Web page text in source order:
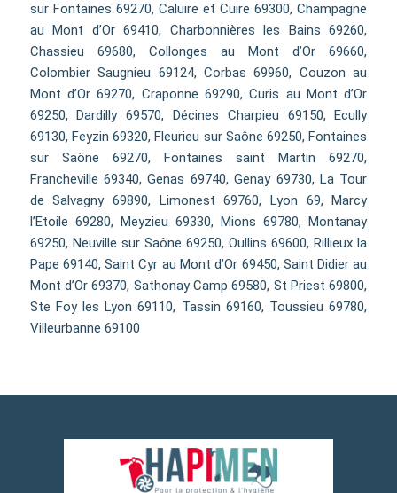
sur Fontaines 69270, Caluire et Cuire 69300, Champagne
au Mont d’Or 69410, Charbonnières les Bains 69260,
Chassieu 69680, Collonges au Mont d’Or 69660,
Colombier Saugnieu 69124, Corbas 69960, Couzon au
Mont d’Or 69270, Craponne 69290, Curis au Mont d’Or
69250, Dardilly 69570, Décines Charpieu 69150, Ecully
69130, Feyzin 69320, Fleurieu sur Saône 69250, Fontaines
sur Saône 69270, Fontaines saint Martin 69270,
Francheville 69340, Genas 69740, Genay 69730, La Tour
de Salvagny 69890, Limonest 69760, Lyon 69, Marcy
l’Etoile 69280, Meyzieu 69330, Mions 69780, Montanay
69250, Neuville sur Saône 69250, Oullins 69600, Rillieux la
Pape 69140, Saint Cyr au Mont d’Or 69450, Saint Didier au
Mont d’Or 69370, Sathonay Camp 69580, St Priest 69800,
Ste Foy les Lyon 69110, Tassin 69160, Toussieu 69780,
Villeurbanne 69100